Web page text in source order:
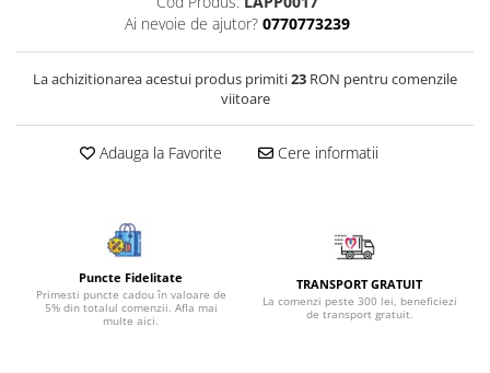
Bijuterii opal
Bijuterii peridot
Bijuterii perle
Bijuterii piatra lunii
Bijuterii rodocrozit
Bijuterii rubin
Bijuterii safir
Bijuterii sidef si abalone
Ai nevoie de ajutor? 0770773239
La achizitionarea acestui produs primiti23 RON pentru comenzile
viitoare
Adauga la Favorite Cere informatii
Puncte Fidelitate
Primesti puncte cadou în valoare de
5% din totalul comenzii. Afla mai
multe aici.
TRANSPORT GRATUIT
La comenzi peste 300 lei, beneficiezi
de transport gratuit.